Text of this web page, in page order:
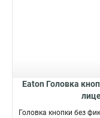
Eaton Головка
Головка кнопки без